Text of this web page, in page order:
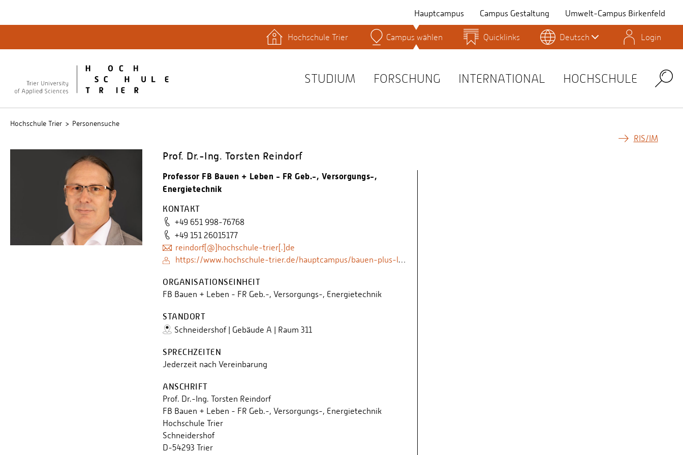
Hauptcampus Campus Gestaltung Umwelt-Campus Birkenfeld
Lernplattformen
Personensuche
Studienservice
Stud.IP
Hochschule Trier Campus wählen Quicklinks Deutsch Login
STUDIUM FORSCHUNG INTERNATIONAL HOCHSCHULE Search
Hochschule Trier Personensuche
Prof. Dr.-Ing. Torsten Reindorf
Professor FB Bauen + Leben - FR Geb.-, Versorgungs-,
Energietechnik
KONTAKT
+49 651 998-76768
+49 151 26015177
reindorf[@]hochschule-trier[.]de
https://www.hochschule-trier.de/hauptcampus/bauen-plus-leben/gve/fachrichtung/team/professoren/torsten-reindorf
ORGANISATIONSEINHEIT
FB Bauen + Leben - FR Geb.-, Versorgungs-, Energietechnik
STANDORT
Schneidershof | Gebäude A | Raum 311
SPRECHZEITEN
Jederzeit nach Vereinbarung
ANSCHRIFT
Prof. Dr.-Ing. Torsten Reindorf
FB Bauen + Leben - FR Geb.-, Versorgungs-, Energietechnik
Hochschule Trier
Schneidershof
D-54293 Trier
RIS/IM